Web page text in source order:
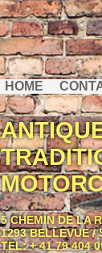
HOME
5 CHEMIN DE LA
1293 BELLEVUE /
TEL: + 41 79 404